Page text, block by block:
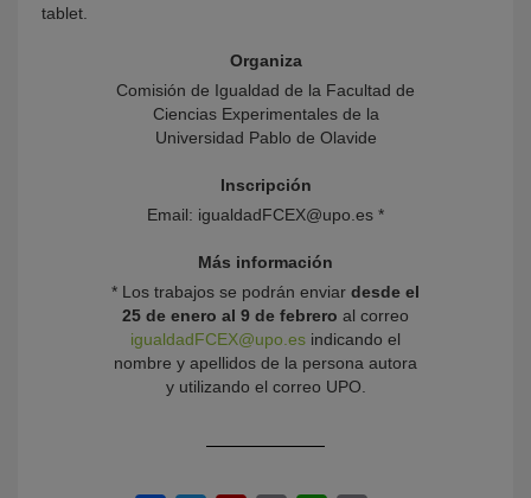
tablet.
Organiza
Comisión de Igualdad de la Facultad de
Ciencias Experimentales de la
Universidad Pablo de Olavide
Inscripción
Email: igualdadFCEX@upo.es *
Más información
* Los trabajos se podrán enviar desde el
25 de enero al 9 de febrero al correo
igualdadFCEX@upo.es indicando el
nombre y apellidos de la persona autora
y utilizando el correo UPO.